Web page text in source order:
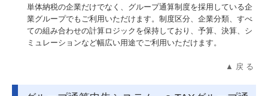
単体納税の企業だけでなく、グループ通算制度を採用している企
業グループでもご利用いただけます。制度区分、企業分類、すべ
ての組み合わせの計算ロジックを保持しており、予算、決算、シ
ミュレーションなど幅広い用途でご利用いただけます。
▲ 戻 る